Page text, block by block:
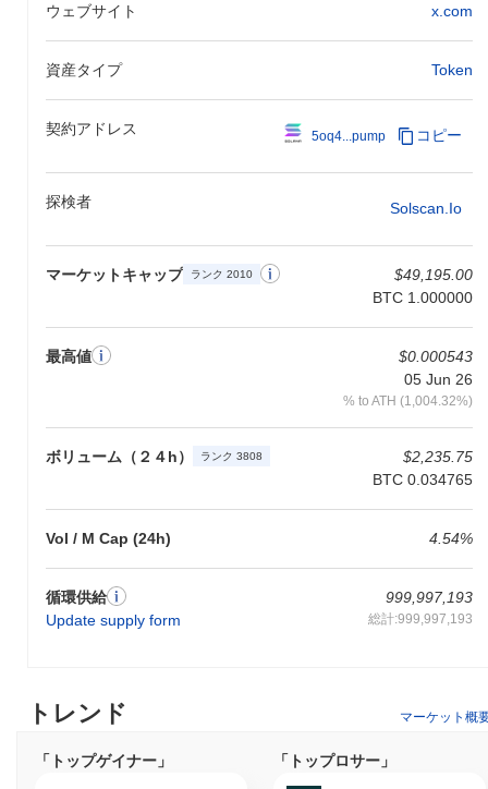
ウェブサイト x.com
資産タイプ Token
契約アドレス 5oq4...pump コピー
探検者 Solscan.io
マーケットキャップ ランク 2010
$49,195.00
BTC 1.000000
最高値
$0.000543
05 Jun 26
% to ATH (1,004.32%)
ボリューム（２４h） ランク 3808
$2,235.75
BTC 0.034765
Vol / M Cap (24h) 4.54%
循環供給
Update supply form
999,997,193
総計:999,997,193
トレンド マーケット概
「トップゲイナー」 「トップロサー」